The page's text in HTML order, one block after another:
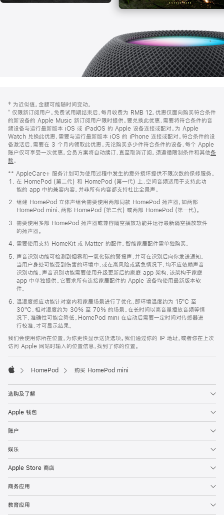
页
页
脚
注
‡ 为近似值。金额可能随时间变动。
⁺ 仅限新订阅用户。免费试用期结束后，每月收费为 RMB 12。优惠仅面向购买符合条件
的新设备的 Apple Music 新订阅用户限时提供。要兑换此优惠，需要将符合条件的音
频设备与运行最新版本 iOS 或 iPadOS 的 Apple 设备连接或配对。为 Apple
Watch 兑换此优惠，需要与运行最新版本 iOS 的 iPhone 连接或配对。符合条件的设
备激活后，需要在 3 个月内领取此优惠。无论购买多少件符合条件的设备，每个 Apple
账户仅可享受一次优惠。会员方案将自动续订，直至取消订阅。须遵循限制条件和其他条
款。
窗
口
中
打
开)
** AppleCare+ 服务计划可为使用过程中发生的意外损坏提供不限次数的保修服务。
在 HomePod (第二代) 和 HomePod (第一代) 上，空间音频适用于支持此功
能的 app 中的兼容内容。并非所有内容都支持杜比全景声。
组建 HomePod 立体声组合需要使用两部同款 HomePod 扬声器，如两部
HomePod mini、两部 HomePod (第二代) 或两部 HomePod (第一代)。
需要使用多部 HomePod 扬声器或兼容隔空播放功能并运行最新隔空播放软件
的扬声器。
需要使用支持 HomeKit 或 Matter 的配件。智能家居配件需单独购买。
声音识别功能可检测到烟雾和一氧化碳的警报声，并可在识别后向你发送通知。
当用户身处可能受到伤害的环境中，或在高风险或紧急情况下，均不应依赖声音
识别功能。声音识别功能需要使用升级更新后的家庭 app 架构，该架构于家庭
app 中单独提供。它要求所有连接家居配件的 Apple 设备均使用最新版本软
件。
温湿度感应功能针对室内和家居场景进行了优化，即环境温度约为 15ºC 至
30ºC、相对湿度约为 30% 至 70% 的场景。在长时间以高音量播放音频等情
况下，准确性可能会降低。HomePod mini 在启动后需要一定时间对传感器进
行校准，才可显示结果。
我们会使用你所在位置，为你更快显示送货选项。我们通过你的 IP 地址，或者你在上次
访问 Apple 网站时输入的位置信息，找到了你的位置。
HomePod 购买 HomePod mini
选购及了解
Apple 钱包
账户
娱乐
Apple Store 商店
商务应用
教育应用